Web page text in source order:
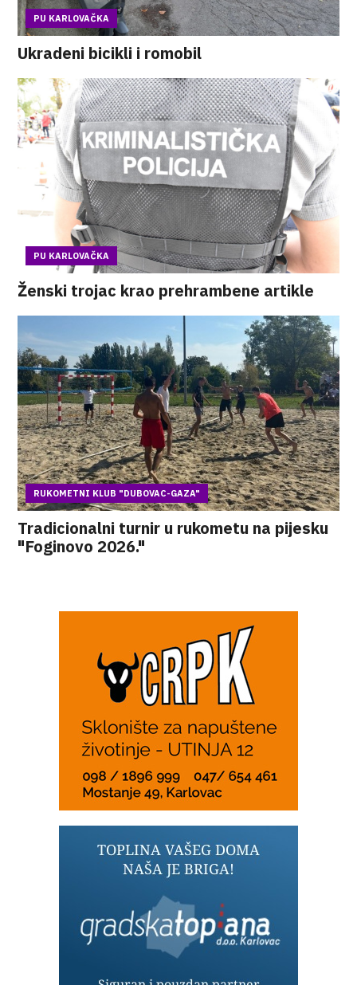
PU KARLOVAČKA
Ukradeni bicikli i romobil
PU KARLOVAČKA
Ženski trojac krao prehrambene artikle
RUKOMETNI KLUB "DUBOVAC-GAZA"
Tradicionalni turnir u rukometu na pijesku
"Foginovo 2026."